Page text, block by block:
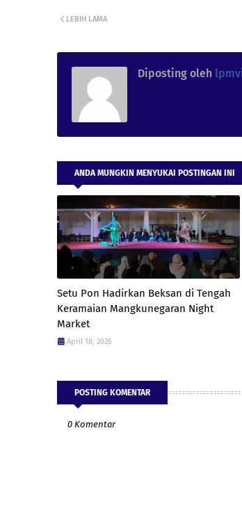
LEBIH LAMA
Diposting oleh
ANDA MUNGKIN MENYUKAI POSTINGAN INI
Setu Pon Hadirkan Beksan di Tengah
Keramaian Mangkunegaran Night
Market
April 18, 2026
POSTING KOMENTAR
0 Komentar